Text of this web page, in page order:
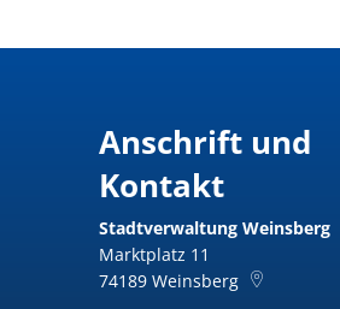
Anschrift und
Kontakt
Stadtverwaltung Weinsberg
Marktplatz 11
74189 Weinsberg